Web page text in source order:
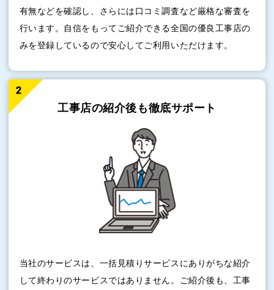
有無などを確認し、さらには口コミ調査など厳格な審査を
行います。自信をもってご紹介できる全国の優良工事店の
みを登録しているので安心してご利用いただけます。
工事店の紹介後も徹底サポート
当社のサービスは、一括見積りサービスにありがちな紹介
して終わりのサービスではありません。ご紹介後も、工事